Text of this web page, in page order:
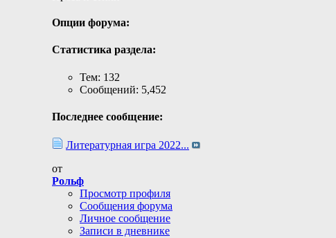
Опции форума:
Статистика раздела:
Тем: 132
Сообщений: 5,452
Последнее сообщение:
Литературная игра 2022...
от
Рольф
Просмотр профиля
Сообщения форума
Личное сообщение
Записи в дневнике